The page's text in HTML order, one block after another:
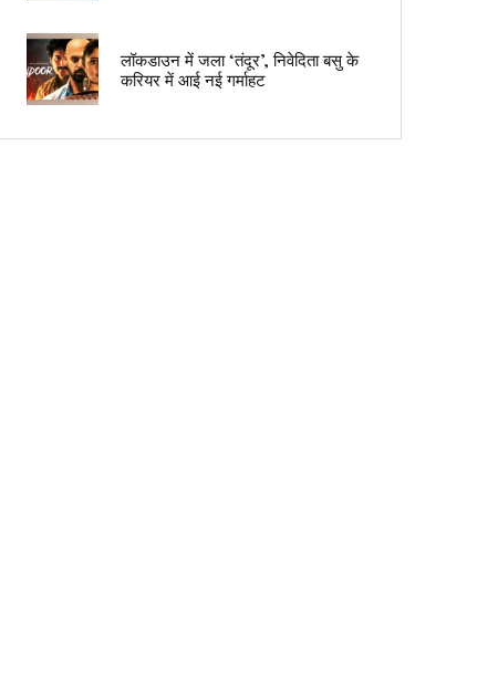
लॉकडाउन में जला ‘तंदूर’, निवेदिता बसु के
करियर में आई नई गर्माहट